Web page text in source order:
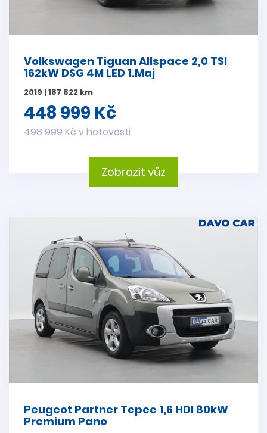
Volkswagen Tiguan Allspace 2,0 TSI
162kW DSG 4M LED 1.Maj
2019 | 187 822 km
448 999 Kč
498 999 Kč v hotovosti
Zobrazit vůz
Peugeot Partner Tepee 1,6 HDI 80kW
Premium Pano